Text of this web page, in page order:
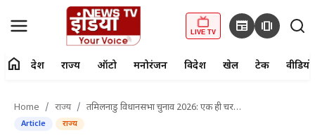
LIVE TV newspaper amp_stories
Home
home देश राज्य ऑटो मनोरंजन विदेश खेल टेक वीडियो
Home राज्य तमिलनाडु विधानसभा चुनाव 2026: एक ही चरण में 23 अप्रैल को होगा मतदान, युवाओं और बुजुर्गों की भागीदारी पर टिकी नजरें
Article राज्य